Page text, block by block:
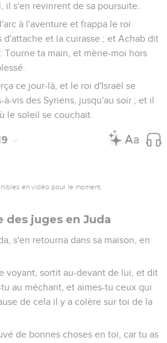
il s'en revinrent de sa poursuite.
à l'aventure et frappa le roi
d'attache et la cuirasse ; et Achab dit
Tourne ta main, et mène-moi hors
ce jour-là, et le roi d'Israël se
vis des Syriens, jusqu'au soir ; et il
le soleil se couchait.
en vidéo pour le moment.
des juges en Juda
s'en retourna dans sa maison, en
voyant, sortit au-devant de lui, et dit
au méchant, et aimes-tu ceux qui
de cela il y a colère sur toi de la
de bonnes choses en toi, car tu as